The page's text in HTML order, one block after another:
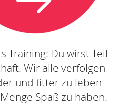
Training: Du wirst Teil
Wir alle verfolgen
und fitter zu leben
Spaß zu haben.